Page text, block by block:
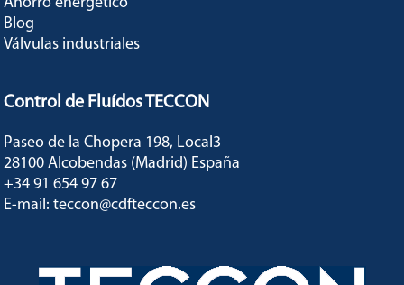
Ahorro energético
Blog
Válvulas industriales
Control de Fluídos TECCON
Paseo de la Chopera 198, Local3
28100 Alcobendas (Madrid) España
+34 91 654 97 67
E-mail: teccon@cdfteccon.es